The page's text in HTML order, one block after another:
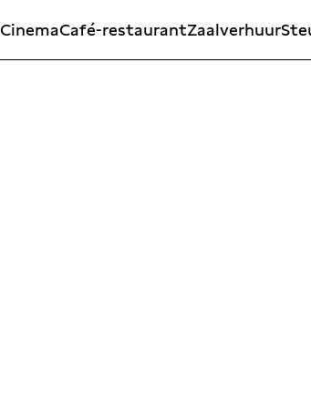
CinemaCafé-restaurantZaalverhuur